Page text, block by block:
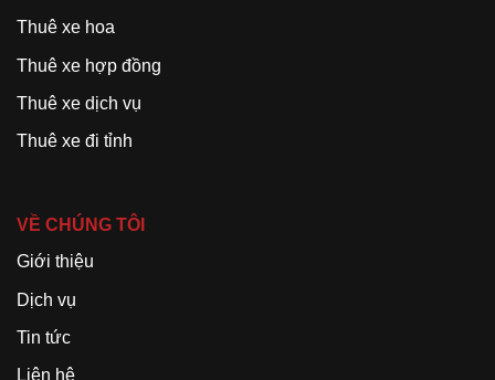
Thuê xe hoa
Thuê xe hợp đồng
Thuê xe dịch vụ
Thuê xe đi tỉnh
VỀ CHÚNG TÔI
Giới thiệu
Dịch vụ
Tin tức
Liên hệ